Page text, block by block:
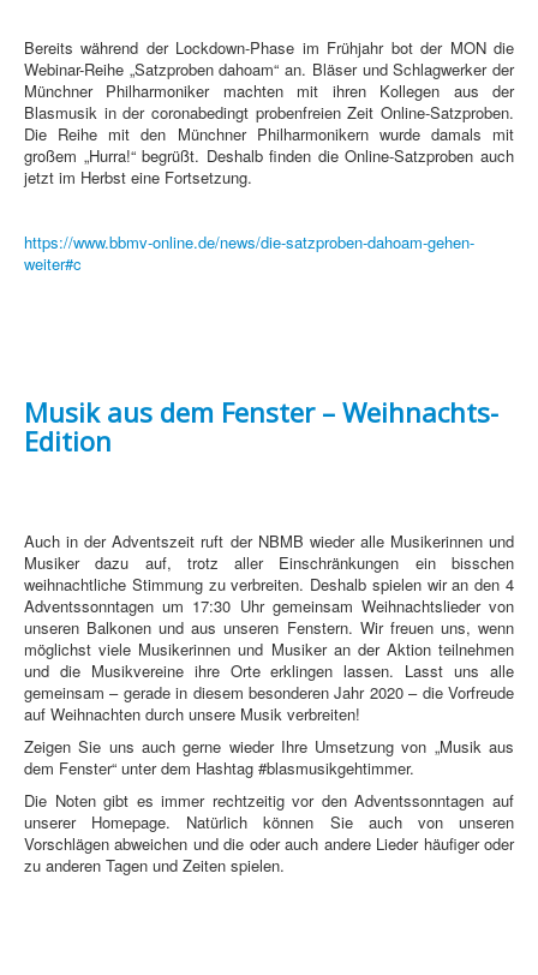
Bereits während der Lockdown-Phase im Frühjahr bot der MON die
Webinar-Reihe „Satzproben dahoam“ an. Bläser und Schlagwerker der
Münchner Philharmoniker machten mit ihren Kollegen aus der
Blasmusik in der coronabedingt probenfreien Zeit Online-Satzproben.
Die Reihe mit den Münchner Philharmonikern wurde damals mit
großem „Hurra!“ begrüßt. Deshalb finden die Online-Satzproben auch
jetzt im Herbst eine Fortsetzung.
https://www.bbmv-online.de/news/die-satzproben-dahoam-gehen-
weiter#c
Musik aus dem Fenster – Weihnachts-
Edition
Auch in der Adventszeit ruft der NBMB wieder alle Musikerinnen und
Musiker dazu auf, trotz aller Einschränkungen ein bisschen
weihnachtliche Stimmung zu verbreiten. Deshalb spielen wir an den 4
Adventssonntagen um 17:30 Uhr gemeinsam Weihnachtslieder von
unseren Balkonen und aus unseren Fenstern. Wir freuen uns, wenn
möglichst viele Musikerinnen und Musiker an der Aktion teilnehmen
und die Musikvereine ihre Orte erklingen lassen. Lasst uns alle
gemeinsam – gerade in diesem besonderen Jahr 2020 – die Vorfreude
auf Weihnachten durch unsere Musik verbreiten!
Zeigen Sie uns auch gerne wieder Ihre Umsetzung von „Musik aus
dem Fenster“ unter dem Hashtag #blasmusikgehtimmer.
Die Noten gibt es immer rechtzeitig vor den Adventssonntagen auf
unserer Homepage. Natürlich können Sie auch von unseren
Vorschlägen abweichen und die oder auch andere Lieder häufiger oder
zu anderen Tagen und Zeiten spielen.